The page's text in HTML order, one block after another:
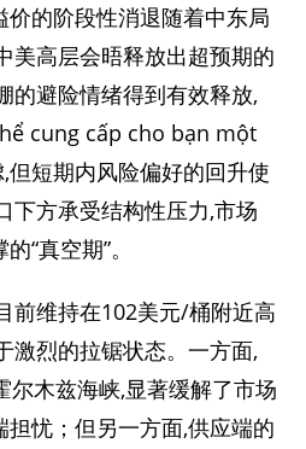
的阶段性消退随着中东局
美高层会晤释放出超预期的
的避险情绪得到有效释放,
cung cấp cho bạn một
短期内风险偏好的回升使
下方承受结构性压力,市场
“真空期”。
前维持在102美元/桶附近高
激烈的拉锯状态。一方面,
尔木兹海峡,显著缓解了市场
忧；但另一方面,供应端的